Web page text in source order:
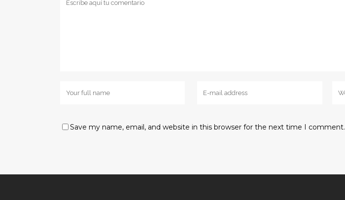
Save my name, email, and website in this browser for the next time I comment.